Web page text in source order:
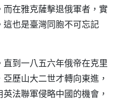
在雅克薩擊退俄軍者，實
也是臺灣同胞不可忘記
到一八五六年俄帝在克里
歷山大二世才轉向東進，
法聯軍侵略中國的機會，